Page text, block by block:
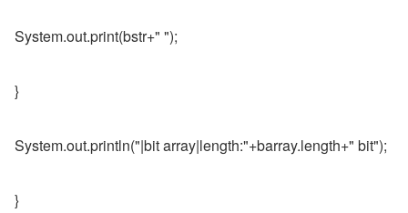
System.out.print(bstr+" ");
}
System.out.println("|bit array|length:"+barray.length+" bit");
}